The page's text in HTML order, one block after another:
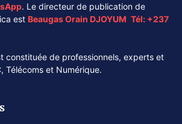
. Le directeur de publication de
est Beaugas Orain DJOYUM. Tél: +237
constituée de professionnels, experts et
Télécoms et Numérique.